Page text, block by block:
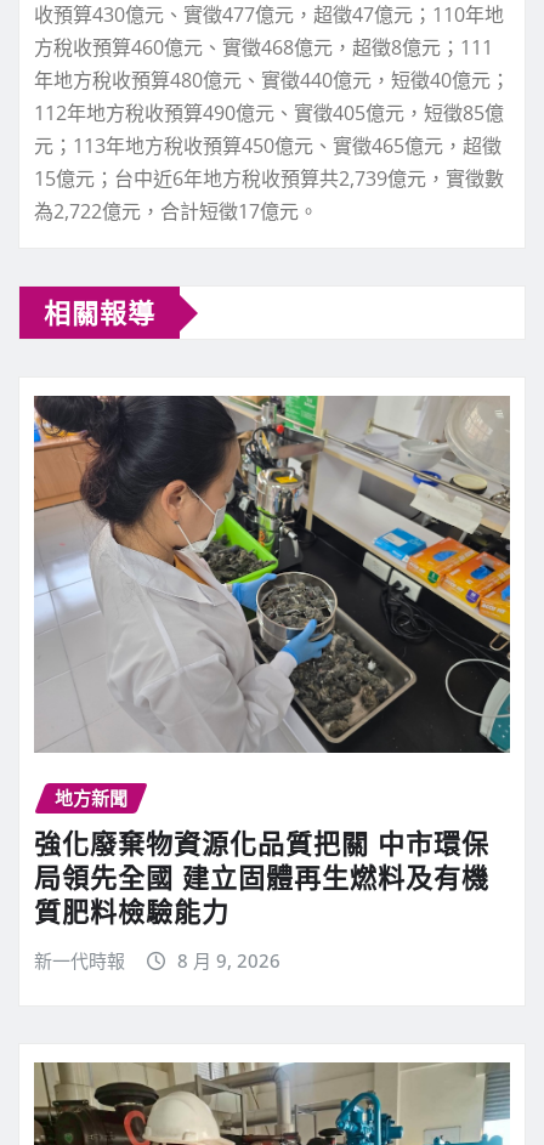
收預算430億元、實徵477億元，超徵47億元；110年地
方稅收預算460億元、實徵468億元，超徵8億元；111
年地方稅收預算480億元、實徵440億元，短徵40億元；
112年地方稅收預算490億元、實徵405億元，短徵85億
元；113年地方稅收預算450億元、實徵465億元，超徵
15億元；台中近6年地方稅收預算共2,739億元，實徵數
為2,722億元，合計短徵17億元。
相關報導
地方新聞
強化廢棄物資源化品質把關 中市環保
局領先全國 建立固體再生燃料及有機
質肥料檢驗能力
新一代時報 8 月 9, 2026